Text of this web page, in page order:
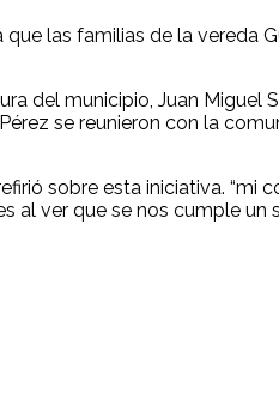
las familias de la vereda
del municipio, Juan
se reunieron con la
sobre esta iniciativa.
ver que se nos cumple un